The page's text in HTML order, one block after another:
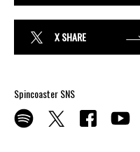
X SHARE
Spincoaster SNS